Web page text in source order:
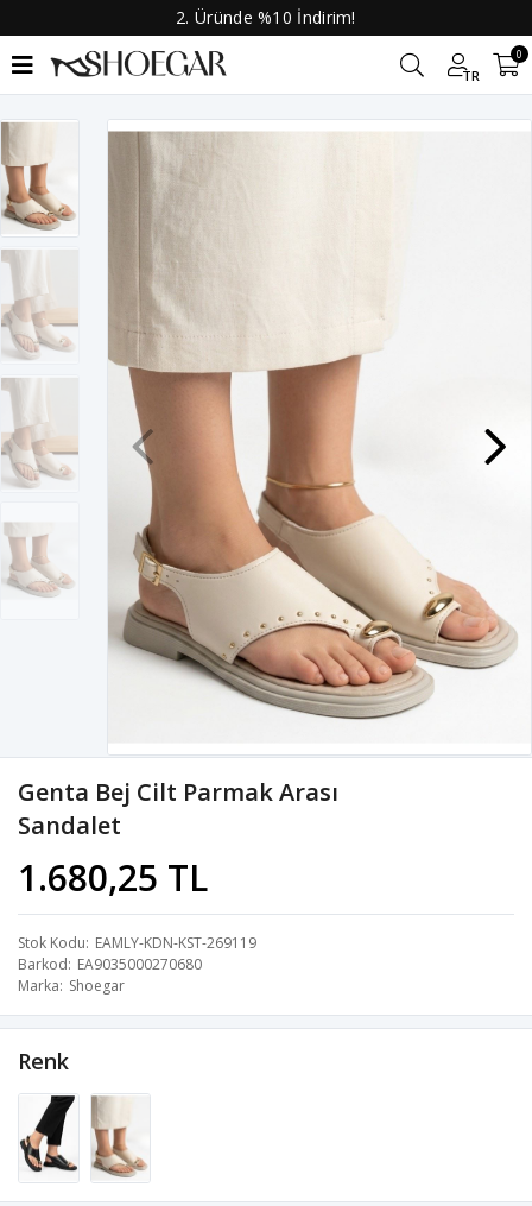
2. Üründe %10 İndirim!
TR
0
Genta Bej Cilt Parmak Arası
Sandalet
1.680,25 TL
Stok Kodu EAMLY-KDN-KST-269119
Barkod EA9035000270680
Marka Shoegar
Renk